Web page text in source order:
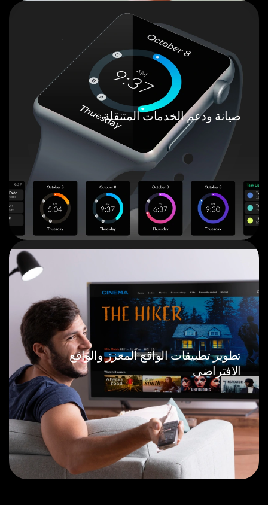
صيانة ودعم الخدمات المتنقلة
تطوير تطبيقات الواقع المعزز والواقع
الافتراضي